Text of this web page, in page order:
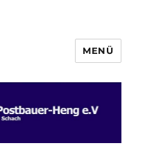
Heng e.V.
MENÜ